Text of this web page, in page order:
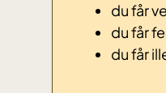
du får
du får
du får